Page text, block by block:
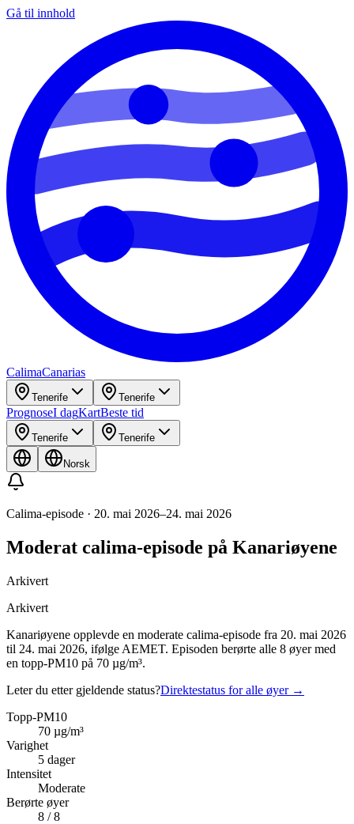
Gå til innhold
CalimaCanarias
Tenerife Tenerife
PrognoseI dagKartBeste tid
Tenerife Tenerife
Norsk
Calima-episode · 20. mai 2026–24. mai 2026
Moderat calima-episode på Kanariøyene
Arkivert
Arkivert
Kanariøyene opplevde en moderate calima-episode fra 20. mai 2026
til 24. mai 2026, ifølge AEMET. Episoden berørte alle 8 øyer med
en topp-PM10 på 70 µg/m³.
Leter du etter gjeldende status?Direktestatus for alle øyer→
Topp-PM10
70 µg/m³
Varighet
5 dager
Intensitet
Moderate
Berørte øyer
8 / 8